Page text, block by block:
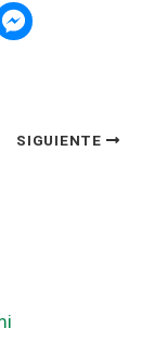
SIGUIENTE